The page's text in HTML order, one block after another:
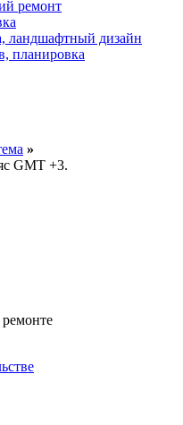
ремонт
ландшафтный дизайн
планировка
»
GMT +3.